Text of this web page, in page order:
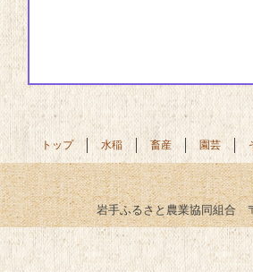
トップ 水稲 畜産 園芸
岩手ふるさと農業協同組合